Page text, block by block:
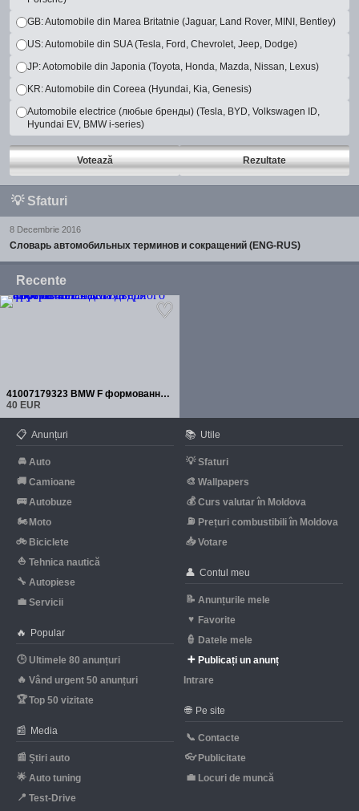
GB: Automobile din Marea Britatnie (Jaguar, Land Rover, MINI, Bentley)
US: Automobile din SUA (Tesla, Ford, Chevrolet, Jeep, Dodge)
JP: Aotomobile din Japonia (Toyota, Honda, Mazda, Nissan, Lexus)
KR: Automobile din Coreea (Hyundai, Kia, Genesis)
Automobile electrice (любые бренды) (Tesla, BYD, Volkswagen ID,
Hyundai EV, BMW i-series)
Votează Rezultate
💡 Sfaturi
8 Decembrie 2016
Словарь автомобильных терминов и сокращений (ENG-RUS)
Recente
41007179323 BMW F формованная деталь для внутренней части дверного проема
40 EUR
📋 Anunțuri
🚘 Auto
🚚 Camioane
🚌 Autobuze
🏍 Moto
🚲 Biciclete
⛵ Tehnica nautică
🔧 Autopiese
💼 Servicii
🔥 Popular
🕒 Ultimele 80 anunțuri
🔥 Vând urgent 50 anunțuri
🏆Top 50 vizitate
📰 Media
📰 Știri auto
🌟 Auto tuning
📍 Test-Drive
📚 Utile
💡 Sfaturi
🎨 Wallpapers
💰 Curs valutar în Moldova
⛽ Prețuri combustibili în Moldova
📥 Votare
👤 Contul meu
📝 Anunțurile mele
♥ Favorite
👮 Datele mele
➕ Publicați un anunț
Intrare
🌐 Pe site
📞 Contacte
👓 Publicitate
💼 Locuri de muncă